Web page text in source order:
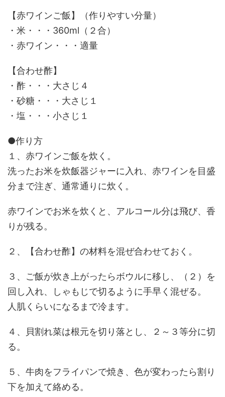
【赤ワインご飯】（作りやすい分量）
・米・・・360ml（２合）
・赤ワイン・・・適量
【合わせ酢】
・酢・・・大さじ４
・砂糖・・・大さじ１
・塩・・・小さじ１
●作り方
１、赤ワインご飯を炊く。
洗ったお米を炊飯器ジャーに入れ、赤ワインを目盛
分まで注ぎ、通常通りに炊く。
赤ワインでお米を炊くと、アルコール分は飛び、香
りが残る。
２、【合わせ酢】の材料を混ぜ合わせておく。
３、ご飯が炊き上がったらボウルに移し、（２）を
回し入れ、しゃもじで切るように手早く混ぜる。
人肌くらいになるまで冷ます。
４、貝割れ菜は根元を切り落とし、２～３等分に切
る。
５、牛肉をフライパンで焼き、色が変わったら割り
下を加えて絡める。